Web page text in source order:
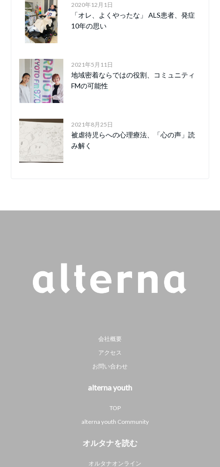
2020年12月1日
「オレ、よくやったな」 ALS患者、発症
10年の思い
2021年5月11日
地域密着ならではの役割、コミュニティ
FMの可能性
2021年8月25日
被虐待児らへの心理療法、「心の声」読
み解く
会社概要
アクセス
お問い合わせ
alterna youth
TOP
alterna youth Community
オルタナを読む
オルタナオンライン